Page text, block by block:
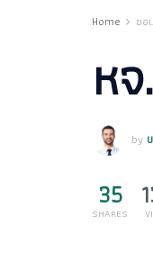
Home ขอ
ห
by
35
SHARES